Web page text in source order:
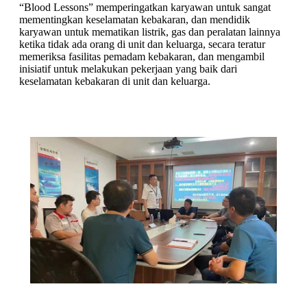
“Blood Lessons” memperingatkan karyawan untuk sangat
mementingkan keselamatan kebakaran, dan mendidik
karyawan untuk mematikan listrik, gas dan peralatan lainnya
ketika tidak ada orang di unit dan keluarga, secara teratur
memeriksa fasilitas pemadam kebakaran, dan mengambil
inisiatif untuk melakukan pekerjaan yang baik dari
keselamatan kebakaran di unit dan keluarga.